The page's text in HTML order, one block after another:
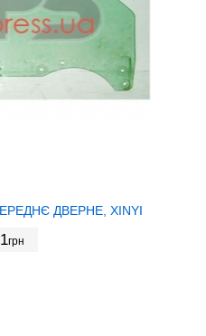
ДВЕРНЕ, XINYI
грн